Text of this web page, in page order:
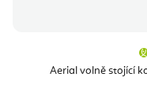
Aerial volně stojící